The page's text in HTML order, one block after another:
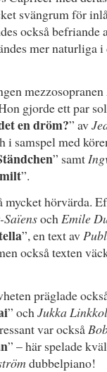
svängrum för
också befriande
mer naturliga i
mezzosopranen
gjorde ett par
en dröm?” av
i samspel med
” samt
”.
hörvärda.
ochEmile
”, en text av
också texten
präglade
” ochJukka
var också
” – här spelade
dubbelpiano!